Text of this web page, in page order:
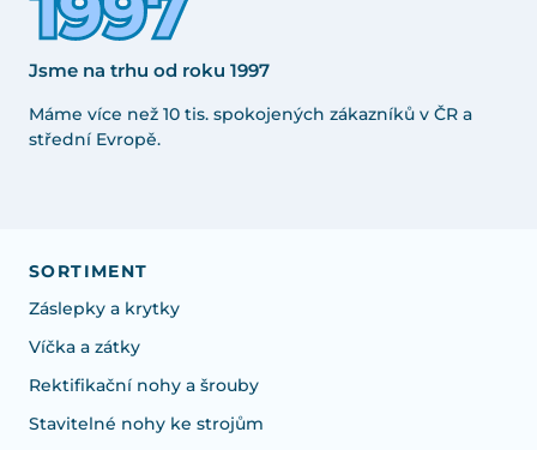
Jsme na trhu od roku 1997
Máme více než 10 tis. spokojených zákazníků v ČR a
střední Evropě.
SORTIMENT
Záslepky a krytky
Víčka a zátky
Rektifikační nohy a šrouby
Stavitelné nohy ke strojům